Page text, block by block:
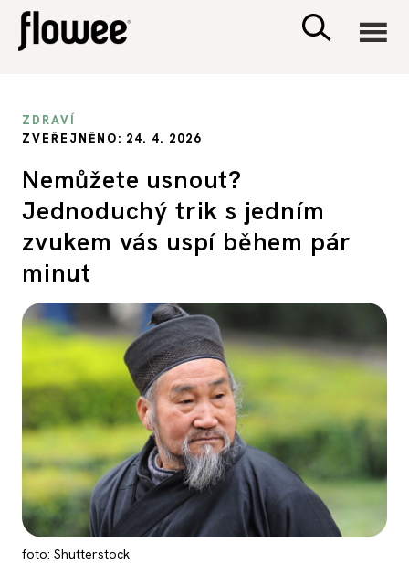
PSYCHOLOGIE
SEX A VZTAHY
PORADNA
ZDRAVÍ
ZVEŘEJNĚNO: 24. 4. 2026
Nemůžete usnout?
Jednoduchý trik s jedním
zvukem vás uspí během pár
minut
foto: Shutterstock